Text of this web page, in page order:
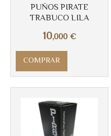
PUÑOS PIRATE
TRABUCO LILA
10,000 €
COMPRAR